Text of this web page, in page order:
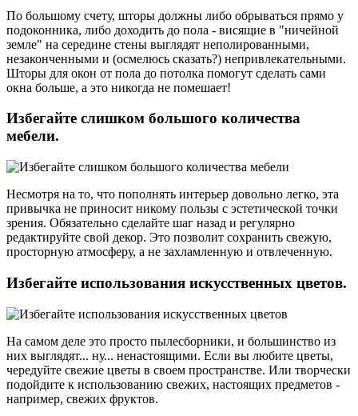
По большому счету, шторы должны либо обрываться прямо у
подоконника, либо доходить до пола - висящие в "ничейной
земле" на середине стены выглядят неполированными,
незаконченными и (осмелюсь сказать?) непривлекательными.
Шторы для окон от пола до потолка помогут сделать сами
окна больше, а это никогда не помешает!
Избегайте слишком большого количества
мебели.
Несмотря на то, что пополнять интерьер довольно легко, эта
привычка не приносит никому пользы с эстетической точки
зрения. Обязательно сделайте шаг назад и регулярно
редактируйте свой декор. Это позволит сохранить свежую,
просторную атмосферу, а не захламленную и отвлеченную.
Избегайте использования искусственных цветов.
На самом деле это просто пылесборники, и большинство из
них выглядят... ну... ненастоящими. Если вы любите цветы,
чередуйте свежие цветы в своем пространстве. Или творчески
подойдите к использованию свежих, настоящих предметов -
например, свежих фруктов.